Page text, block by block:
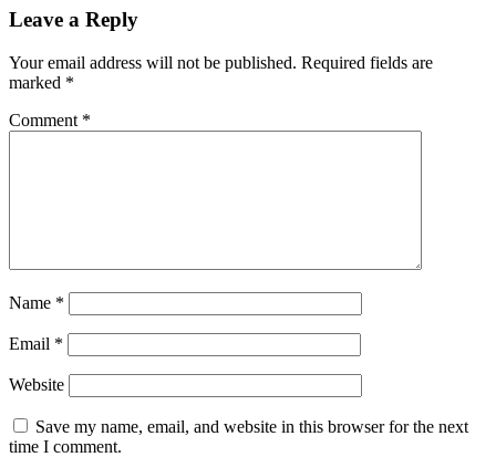
Leave a Reply
Your email address will not be published. Required fields are
marked *
Comment *
Name *
Email *
Website
Save my name, email, and website in this browser for the next
time I comment.